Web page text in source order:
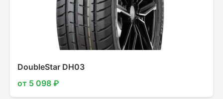
DoubleStar DH03
от 5 098 ₽